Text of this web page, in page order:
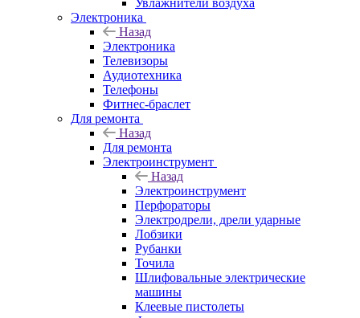
Увлажнители воздуха
Электроника
Назад
Электроника
Телевизоры
Аудиотехника
Телефоны
Фитнес-браслет
Для ремонта
Назад
Для ремонта
Электроинструмент
Назад
Электроинструмент
Перфораторы
Электродрели, дрели ударные
Лобзики
Рубанки
Точила
Шлифовальные электрические
машины
Клеевые пистолеты